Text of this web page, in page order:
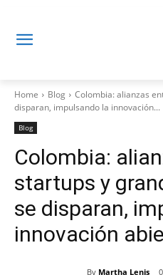
Home Blog
Colombia: alianzas
disparan, impulsando la innovación...
Blog
Colombia:
startups y
se disparan,
innovación
By Martha Lenis